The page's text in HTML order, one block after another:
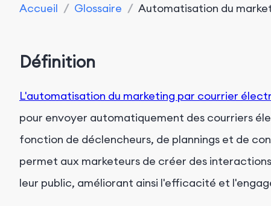
Accueil / Glossaire / Automatisation du
Définition
L'automatisation du marketing par courrier
pour envoyer automatiquement des courriers
fonction de déclencheurs, de plannings et de
permet aux marketeurs de créer des
leur public, améliorant ainsi l'efficacité et